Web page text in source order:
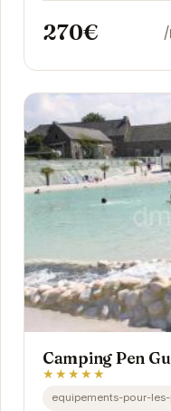
270€
Camping Pen
★★★★★
equipements-pour-